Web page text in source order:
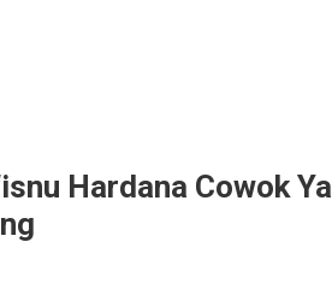
Hardana Cowok